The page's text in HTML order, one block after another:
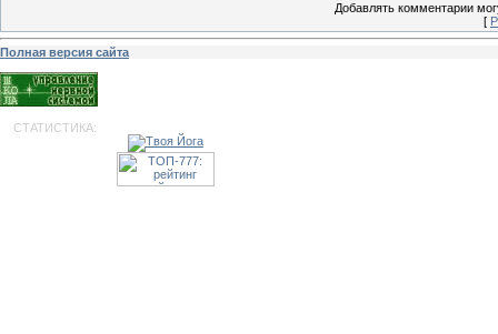
Добавлять комментарии
[
Полная версия сайта
СТАТИСТИКА: